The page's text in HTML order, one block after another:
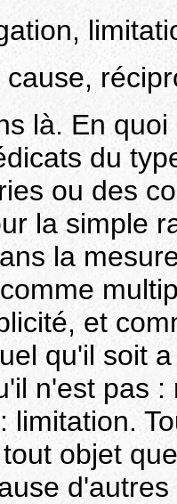
là. En
du
ou des
la simple
la
et
qu'il soit
n'est pas
limitation.
objet